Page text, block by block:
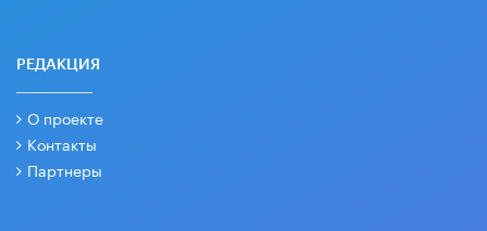
РЕДАКЦИЯ
О проекте
Контакты
Партнеры